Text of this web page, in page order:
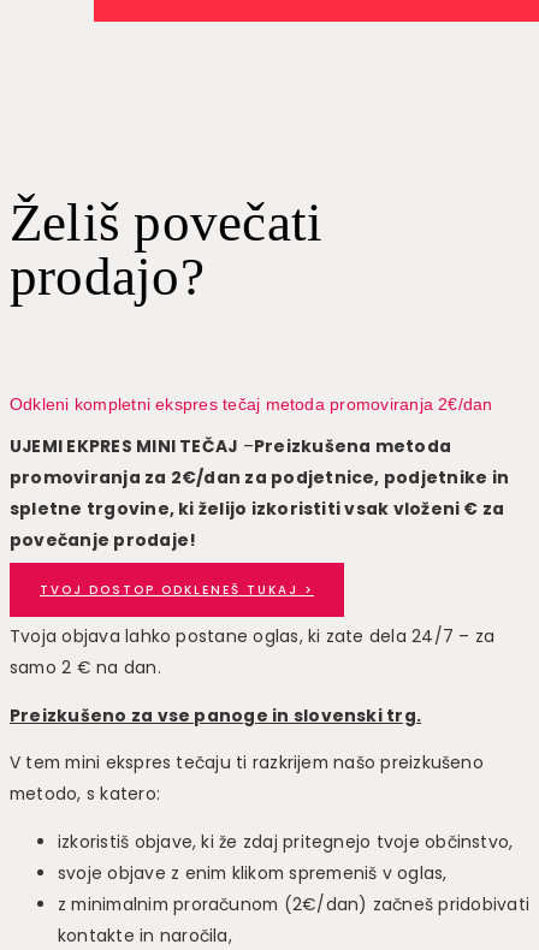
Želiš povečati
prodajo?
Odkleni kompletni ekspres tečaj metoda promoviranja 2€/dan
UJEMI EKPRES MINI TEČAJ –Preizkušena metoda
promoviranja za 2€/dan za podjetnice, podjetnike in
spletne trgovine, ki želijo izkoristiti vsak vloženi € za
povečanje prodaje!
TVOJ DOSTOP ODKLENEŠ TUKAJ >
Tvoja objava lahko postane oglas, ki zate dela 24/7 – za
samo 2 € na dan.
Preizkušeno za vse panoge in slovenski trg.
V tem mini ekspres tečaju ti razkrijem našo preizkušeno
metodo, s katero:
izkoristiš objave, ki že zdaj pritegnejo tvoje občinstvo,
svoje objave z enim klikom spremeniš v oglas,
z minimalnim proračunom (2€/dan) začneš pridobivati
kontakte in naročila,